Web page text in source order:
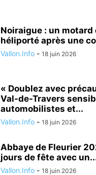
Noiraigue : un motard
héliporté après une
Vallon.Info - 18 juin 2026
« Doublez avec
Val-de-Travers
automobilistes et...
Vallon.Info - 18 juin 2026
Abbaye de Fleurier
jours de fête avec
Vallon.Info - 18 juin 2026